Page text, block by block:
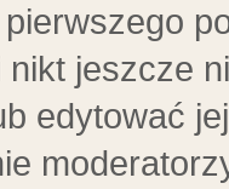
jeszcze
edytować